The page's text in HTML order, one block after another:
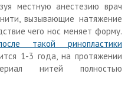
местную анестезию врач
вызывающие натяжение
чего нос меняет форму.
такой ринопластики
1-3 года, на протяжении
нитей полностью